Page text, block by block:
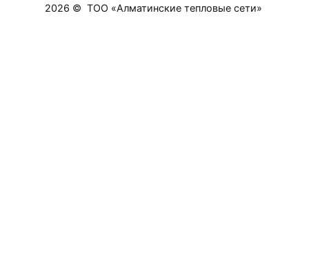
2026 © ТОО «Алматинские тепловые сети»